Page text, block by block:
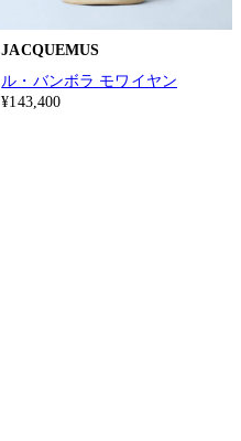
JACQUEMUS
ル・バンボラ モワイヤン
¥143,400